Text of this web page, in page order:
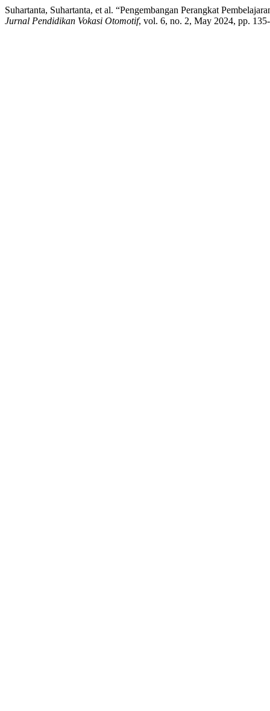
Suhartanta, Suhartanta, et al. “Pengembangan Perangkat
Jurnal Pendidikan Vokasi Otomotif, vol. 6, no. 2, May 2024, pp.